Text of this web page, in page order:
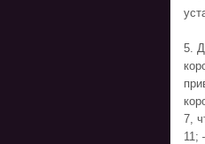
5.
7,
11;